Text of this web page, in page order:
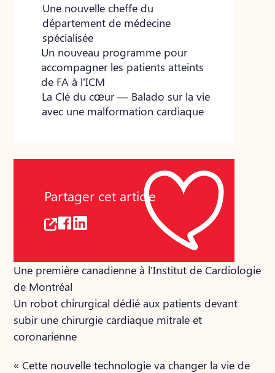
Une nouvelle cheffe du
département de médecine
spécialisée
Un nouveau programme pour
accompagner les patients atteints
de FA à l’ICM
La Clé du cœur — Balado sur la vie
avec une malformation cardiaque
Partager cet article
Une première canadienne à l'Institut de Cardiologie
de Montréal
Un robot chirurgical dédié aux patients devant
subir une chirurgie cardiaque mitrale et
coronarienne
« Cette nouvelle technologie va changer la vie de